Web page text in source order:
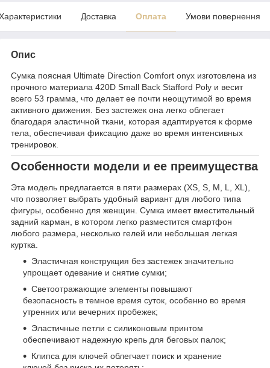
Доставка Оплата Умови повернення
Опис
Сумка поясная Ultimate Direction Comfort onyx изготовлена из
прочного материала 420D Small Back Stafford Poly и весит
всего 53 грамма, что делает ее почти неощутимой во время
активного движения. Без застежек она легко облегает
благодаря эластичной ткани, которая адаптируется к форме
тела, обеспечивая фиксацию даже во время интенсивных
тренировок.
Особенности модели и ее преимущества
Эта модель предлагается в пяти размерах (XS, S, M, L, XL),
что позволяет выбрать удобный вариант для любого типа
фигуры, особенно для женщин. Сумка имеет вместительный
задний карман, в котором легко разместится смартфон
любого размера, несколько гелей или небольшая легкая
куртка.
Эластичная конструкция без застежек значительно
упрощает одевание и снятие сумки;
Светоотражающие элементы повышают
безопасность в темное время суток, особенно во время
утренних или вечерних пробежек;
Эластичные петли с силиконовым принтом
обеспечивают надежную крепь для беговых палок;
Клипса для ключей облегчает поиск и хранение